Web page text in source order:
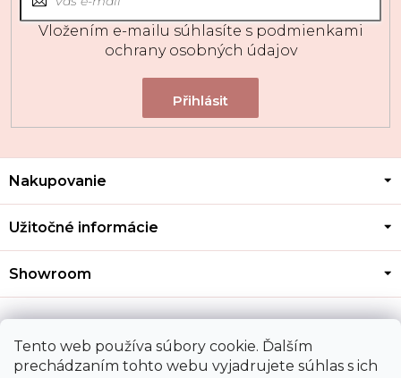
Tento web používa súbory cookie. Ďalším
prechádzaním tohto webu vyjadrujete súhlas s ich
Vložením e-mailu súhlasíte s podmienkami
ochrany osobných údajov
Z
p
t
Nakupovanie
Užitočné informácie
Showroom
Kontakt